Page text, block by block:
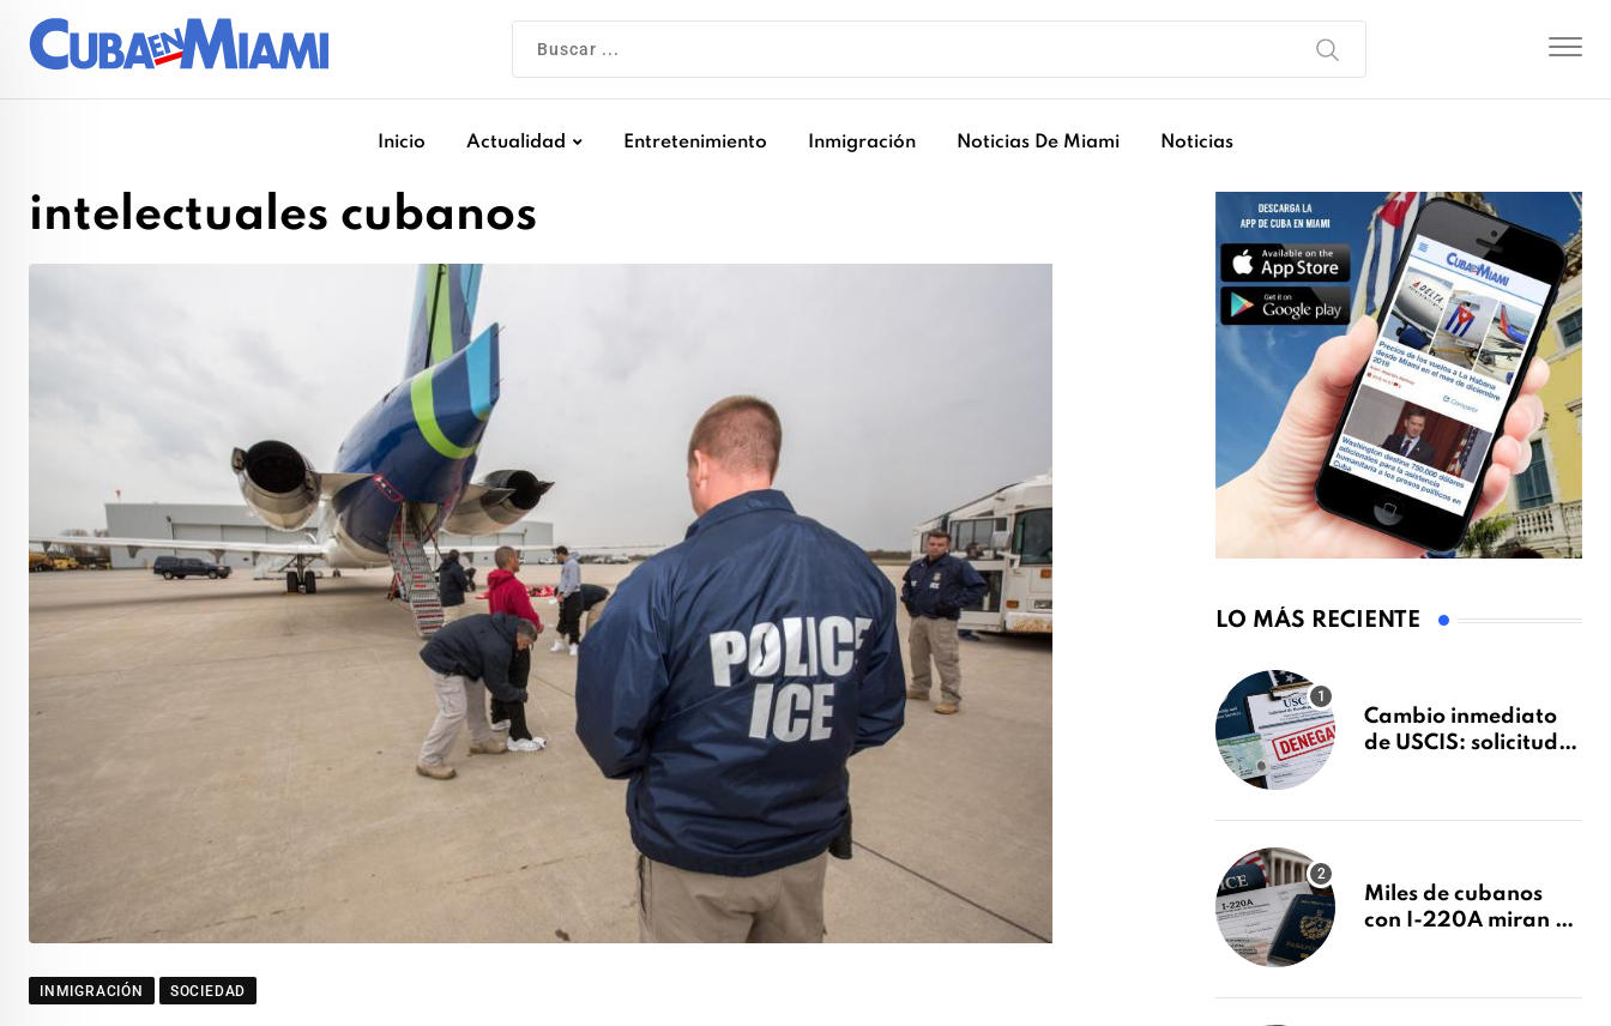
Inicio Actualidad Entretenimiento Inmigración Noticias De Miami Noticias
intelectuales cubanos
INMIGRACIÓN SOCIEDAD
LO MÁS RECIENTE
Cambio inmediato
de USCIS: solicitudes
sin previo aviso
Miles de cubanos
con I-220A miran al
decidirse en una